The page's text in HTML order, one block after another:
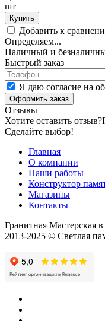
шт
Купить
Добавить к
Определяем...
Наличный и
Быстрый заказ
Я даю согласие на
Оформить заказ
Отзывы
Хотите оставить отзыв?
Сделайте выбор!
Главная
О компании
Наши работы
Конструктор
Магазины
Контакты
Гранитная Мастерская
2013-2025 © Светлая